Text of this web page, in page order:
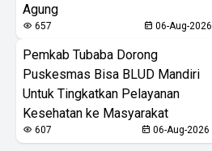
Agung
657 06-Aug-2026
Pemkab Tubaba Dorong
Puskesmas Bisa BLUD Mandiri
Untuk Tingkatkan Pelayanan
Kesehatan ke Masyarakat
607 06-Aug-2026